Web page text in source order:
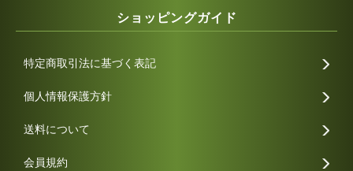
ショッピングガイド
特定商取引法に基づく表記
個人情報保護方針
送料について
会員規約